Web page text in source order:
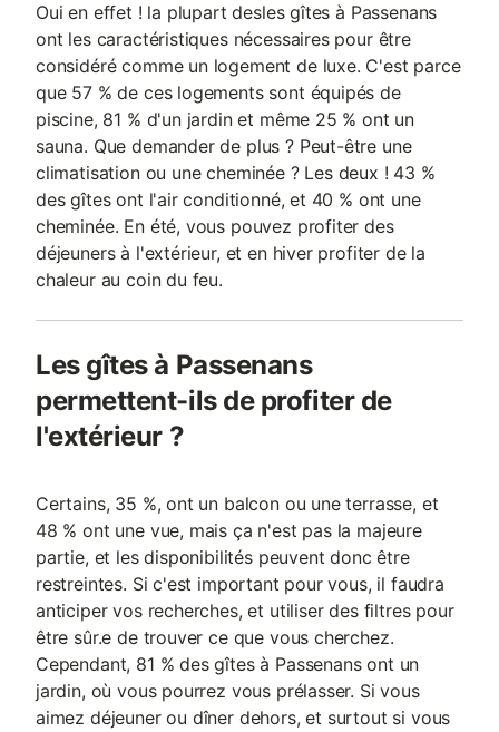
Oui en effet ! la plupart desles gîtes à Passenans
ont les caractéristiques nécessaires pour être
considéré comme un logement de luxe. C'est parce
que 57 % de ces logements sont équipés de
piscine, 81 % d'un jardin et même 25 % ont un
sauna. Que demander de plus ? Peut-être une
climatisation ou une cheminée ? Les deux ! 43 %
des gîtes ont l'air conditionné, et 40 % ont une
cheminée. En été, vous pouvez profiter des
déjeuners à l'extérieur, et en hiver profiter de la
chaleur au coin du feu.
Les gîtes à Passenans
permettent-ils de profiter de
l'extérieur ?
Certains, 35 %, ont un balcon ou une terrasse, et
48 % ont une vue, mais ça n'est pas la majeure
partie, et les disponibilités peuvent donc être
restreintes. Si c'est important pour vous, il faudra
anticiper vos recherches, et utiliser des filtres pour
être sûr.e de trouver ce que vous cherchez.
Cependant, 81 % des gîtes à Passenans ont un
jardin, où vous pourrez vous prélasser. Si vous
aimez déjeuner ou dîner dehors, et surtout si vous